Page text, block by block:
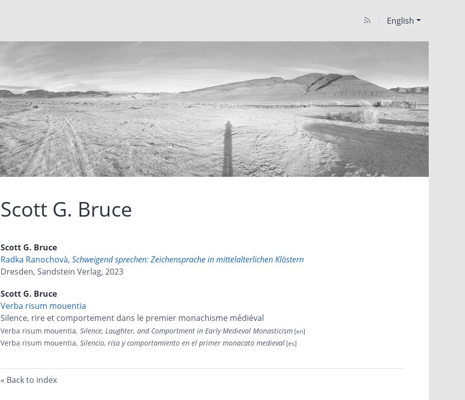
English
Scott G. Bruce
Scott G. Bruce
Radka Ranochovà, Schweigend sprechen: Zeichensprache in mittelalterlichen Klöstern
Dresden, Sandstein Verlag, 2023
Scott G. Bruce
Verba risum mouentia
Silence, rire et comportement dans le premier monachisme médiéval
Verba risum mouentia. Silence, Laughter, and Comportment in Early Medieval Monasticism
Verba risum mouentia. Silencio, risa y comportamiento en el primer monacato medieval
Back to index